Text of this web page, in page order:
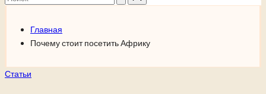
для:
Главная
Почему стоит посетить Африку
Опубликовано
Статьи